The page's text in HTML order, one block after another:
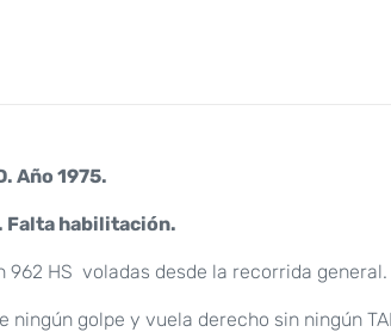
Año 1975.
Falta habilitación.
962 HS voladas desde la recorrida
ningún golpe y vuela derecho sin ningún